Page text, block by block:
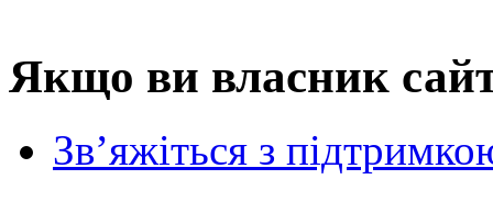
Якщо ви власник
Зв’яжіться з